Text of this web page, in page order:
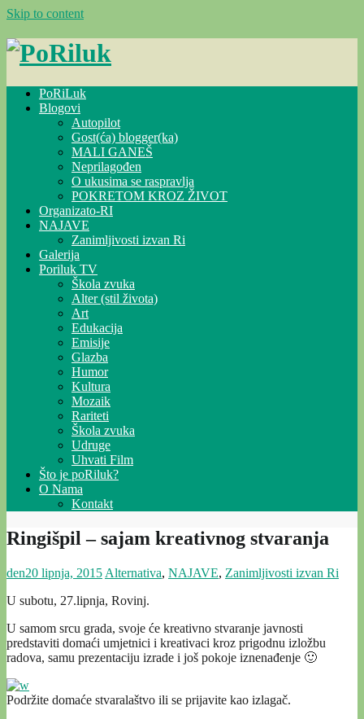
Skip to content
PoRiLuk
Blogovi
Autopilot
Gost(ća) blogger(ka)
MALI GANEŠ
Neprilagođen
O ukusima se raspravlja
POKRETOM KROZ ŽIVOT
Organizato-RI
NAJAVE
Zanimljivosti izvan Ri
Galerija
Poriluk TV
Škola zvuka
Alter (stil života)
Art
Edukacija
Emisije
Glazba
Humor
Kultura
Mozaik
Rariteti
Škola zvuka
Udruge
Uhvati Film
Što je poRiluk?
O Nama
Kontakt
Ringišpil – sajam kreativnog stvaranja
den20 lipnja, 2015 Alternativa, NAJAVE, Zanimljivosti izvan Ri
U subotu, 27.lipnja, Rovinj.
U samom srcu grada, svoje će kreativno stvaranje javnosti
predstaviti domaći umjetnici i kreativaci kroz prigodnu izložbu
radova, samu prezentaciju izrade i još pokoje iznenađenje 🙂
Podržite domaće stvaralaštvo ili se prijavite kao izlagač.